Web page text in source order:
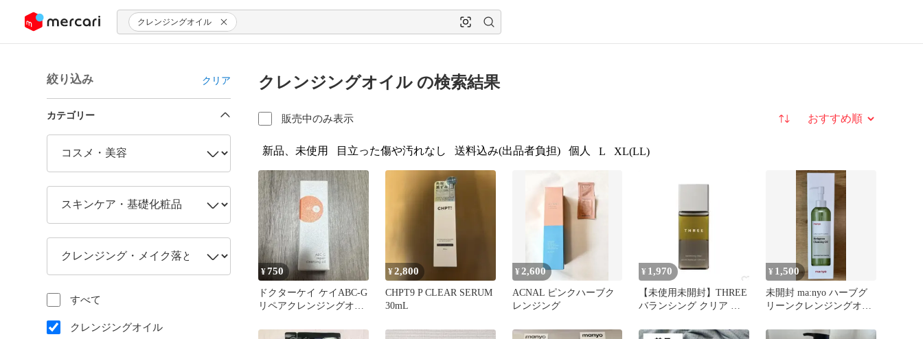
ツにスキップ クレンジングオイル
絞り込み クリア
カテゴリー
すべて
クレンジングオイル
クレンジングオイル の検索結果
販売中のみ表示 並び替え
新品、未使用 目立った傷や汚れなし 送料込み(出品者負担) 個人 L XL(LL)
¥750
ドクターケイ ケイABC-G
リペアクレンジングオイ
¥2,800
CHPT9 P CLEAR SERUM
30mL
¥ 2,600
ACNAL ピンクハーブク
レンジング
¥ 1,970
【未使用未開封】THREE
バランシング クリア ポ
ーバー
¥ 1,500
未開封 ma:nyo ハーブグ
リーンクレンジングオイ